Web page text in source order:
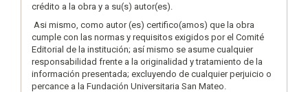
crédito a la obra y a su(s) autor(es).
Asi mismo, como autor (es) certifico(amos) que la obra
cumple con las normas y requisitos exigidos por el Comité
Editorial de la institución; así mismo se asume cualquier
responsabilidad frente a la originalidad y tratamiento de la
información presentada; excluyendo de cualquier perjuicio o
percance a la Fundación Universitaria San Mateo.